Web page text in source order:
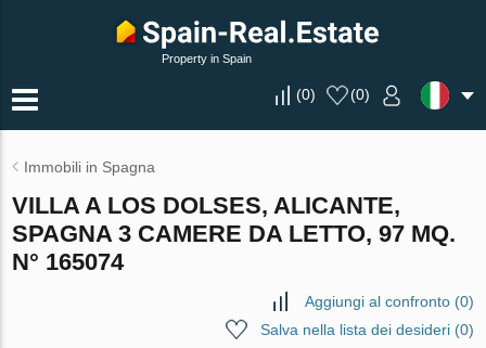
Property in Spain
(0) (0)
Immobili in Spagna
VILLA A LOS DOLSES, ALICANTE,
SPAGNA 3 CAMERE DA LETTO, 97 MQ.
N° 165074
Aggiungi al confronto(0)
Salva nella lista dei desideri(0)